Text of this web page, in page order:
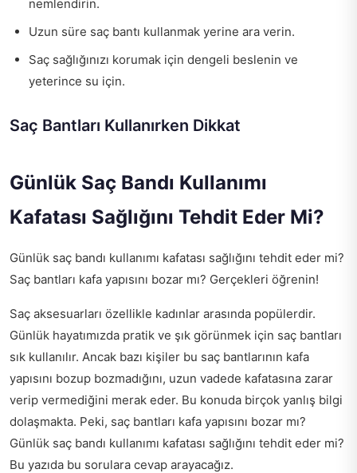
nemlendirin.
Uzun süre saç bantı kullanmak yerine ara verin.
Saç sağlığınızı korumak için dengeli beslenin ve
yeterince su için.
Saç Bantları Kullanırken Dikkat
Günlük Saç Bandı Kullanımı
Kafatası Sağlığını Tehdit Eder Mi?
Günlük saç bandı kullanımı kafatası sağlığını tehdit eder mi?
Saç bantları kafa yapısını bozar mı? Gerçekleri öğrenin!
Saç aksesuarları özellikle kadınlar arasında popülerdir.
Günlük hayatımızda pratik ve şık görünmek için saç bantları
sık kullanılır. Ancak bazı kişiler bu saç bantlarının kafa
yapısını bozup bozmadığını, uzun vadede kafatasına zarar
verip vermediğini merak eder. Bu konuda birçok yanlış bilgi
dolaşmakta. Peki, saç bantları kafa yapısını bozar mı?
Günlük saç bandı kullanımı kafatası sağlığını tehdit eder mi?
Bu yazıda bu sorulara cevap arayacağız.